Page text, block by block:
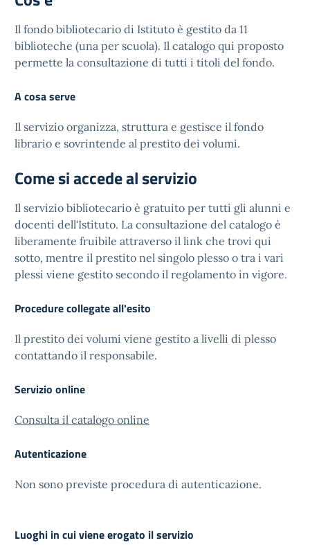
Il fondo bibliotecario di Istituto è gestito da 11
biblioteche (una per scuola). Il catalogo qui proposto
permette la consultazione di tutti i titoli del fondo.
A cosa serve
Il servizio organizza, struttura e gestisce il fondo
librario e sovrintende al prestito dei volumi.
Come si accede al servizio
Il servizio bibliotecario è gratuito per tutti gli alunni e
docenti dell'Istituto. La consultazione del catalogo è
liberamente fruibile attraverso il link che trovi qui
sotto, mentre il prestito nel singolo plesso o tra i vari
plessi viene gestito secondo il regolamento in vigore.
Procedure collegate all'esito
Il prestito dei volumi viene gestito a livelli di plesso
contattando il responsabile.
Servizio online
Consulta il catalogo online
Autenticazione
Non sono previste procedura di autenticazione.
Luoghi in cui viene erogato il servizio